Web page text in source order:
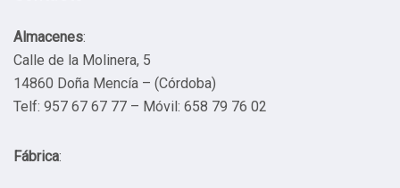
Almacenes:
Calle de la Molinera, 5
14860 Doña Mencía – (Córdoba)
Telf: 957 67 67 77 – Móvil: 658 79 76 02
Fábrica: